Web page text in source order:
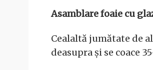
Asamblare foaie cu
Cealaltă jumătate de
deasupra și se coace